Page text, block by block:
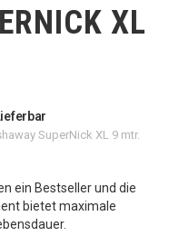
XL
SuperNick XL 9 mtr.
ein Bestseller und die
bietet maximale